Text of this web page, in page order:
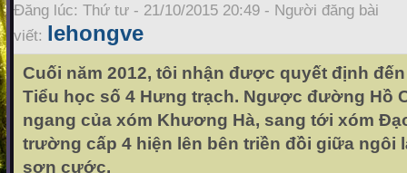
Đăng lúc: Thứ tư - 21/10/2015 20:49 - Người đăng bài
viết: lehongve
Cuối năm 2012, tôi nhận được quyết định
Tiểu học số 4 Hưng trạch. Ngược đường Hồ
ngang của xóm Khương Hà, sang tới xóm
trường cấp 4 hiện lên bên triền đồi giữa ngôi
sơn cước.